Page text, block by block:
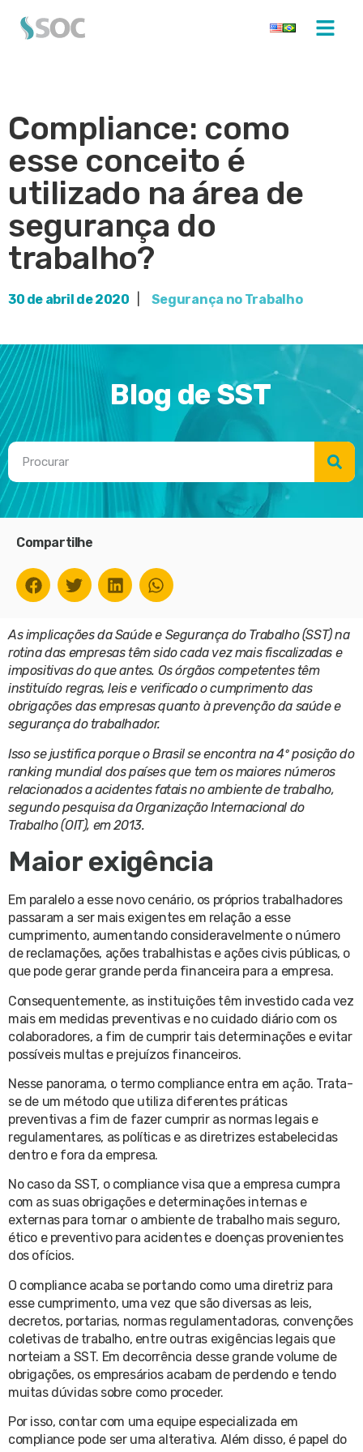
Compliance: como
esse conceito é
utilizado na área de
segurança do
trabalho?
30 de abril de 2020 Segurança no Trabalho
Blog de SST
Compartilhe
As implicações da Saúde e Segurança do Trabalho (SST) na
rotina das empresas têm sido cada vez mais fiscalizadas e
impositivas do que antes. Os órgãos competentes têm
instituído regras, leis e verificado o cumprimento das
obrigações das empresas quanto à prevenção da saúde e
segurança do trabalhador.
Isso se justifica porque o Brasil se encontra na 4º posição do
ranking mundial dos países que tem os maiores números
relacionados a acidentes fatais no ambiente de trabalho,
segundo pesquisa da Organização Internacional do
Trabalho (OIT), em 2013.
Maior exigência
Em paralelo a esse novo cenário, os próprios trabalhadores
passaram a ser mais exigentes em relação a esse
cumprimento, aumentando consideravelmente o número
de reclamações, ações trabalhistas e ações civis públicas, o
que pode gerar grande perda financeira para a empresa.
Consequentemente, as instituições têm investido cada vez
mais em medidas preventivas e no cuidado diário com os
colaboradores, a fim de cumprir tais determinações e evitar
possíveis multas e prejuízos financeiros.
Nesse panorama, o termo compliance entra em ação. Trata-
se de um método que utiliza diferentes práticas
preventivas a fim de fazer cumprir as normas legais e
regulamentares, as políticas e as diretrizes estabelecidas
dentro e fora da empresa.
No caso da SST, o compliance visa que a empresa cumpra
com as suas obrigações e determinações internas e
externas para tornar o ambiente de trabalho mais seguro,
ético e preventivo para acidentes e doenças provenientes
dos ofícios.
O compliance acaba se portando como uma diretriz para
esse cumprimento, uma vez que são diversas as leis,
decretos, portarias, normas regulamentadoras, convenções
coletivas de trabalho, entre outras exigências legais que
norteiam a SST. Em decorrência desse grande volume de
obrigações, os empresários acabam de perdendo e tendo
muitas dúvidas sobre como proceder.
Por isso, contar com uma equipe especializada em
compliance pode ser uma alterativa. Além disso, é papel do